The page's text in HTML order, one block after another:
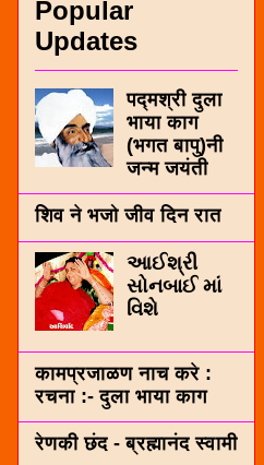
Popular
Updates
पद्मश्री दुला
भाया काग
(भगत बापु)नी
जन्म जयंती
शिव ने भजो जीव दिन रात
આઈશ્રી
સોનબાઈ માં
વિશે
कामप्रजाळण नाच करे :
रचना :- दुला भाया काग
रेणकी छंद - ब्रह्मानंद स्वामी